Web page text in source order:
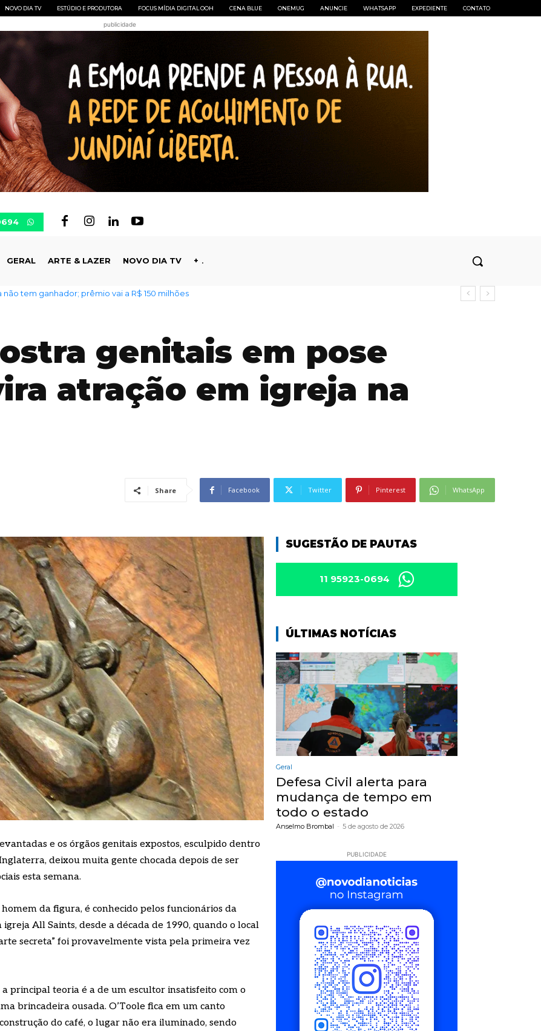
NOVO DIA TV ESTÚDIO E PRODUTORA FOCUS MÍDIA DIGITAL OOH CENA BLUE ONEMUG ANUNCIE WHATSAPP EXPEDIENTE CONTATO
publicidade
GERAL ARTE & LAZER NOVO DIA TV +
tem ganhador; prêmio vai a R$ 150 milhões
terá cinco pontos de atendimento
genitais em pose
atração em igreja na
Share Facebook Twitter Pinterest WhatsApp
e os órgãos genitais expostos, esculpido dentro
deixou muita gente chocada depois de ser
esta semana.
da figura, é conhecido pelos funcionários da
All Saints, desde a década de 1990, quando o local
secreta” foi provavelmente vista pela primeira vez
principal teoria é a de um escultor insatisfeito com o
brincadeira ousada. O’Toole fica em um canto
do café, o lugar não era iluminado, sendo
SUGESTÃO DE PAUTAS
11 95923-0694
ÚLTIMAS NOTÍCIAS
Geral
Defesa Civil alerta para
mudança de tempo em
todo o estado
Anselmo Brombal - 5 de agosto de 2026
PUBLICIDADE